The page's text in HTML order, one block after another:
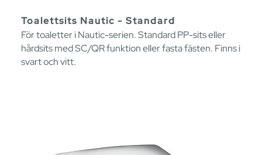
Toalettsits Nautic - Standard
För toaletter i Nautic-serien. Standard PP-sits eller
hårdsits med SC/QR funktion eller fasta fästen. Finns i
svart och vitt.